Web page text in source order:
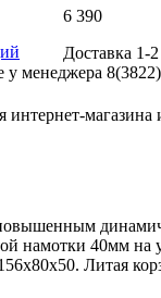
6 390
Доставка 1-
менеджера
интернет-
намотки 40мм
Литая